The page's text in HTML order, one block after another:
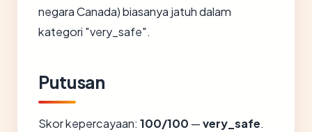
negara Canada) biasanya jatuh dalam
kategori "very_safe".
Putusan
Skor kepercayaan: 100/100 —very_safe.